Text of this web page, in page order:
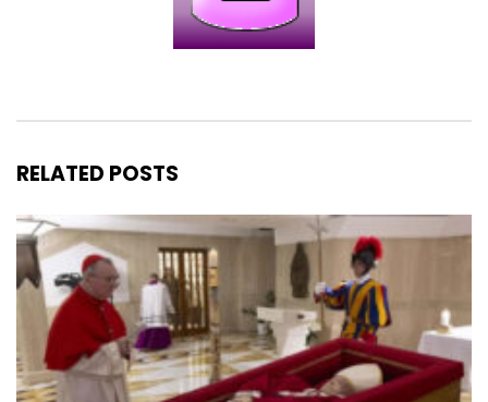
RELATED POSTS